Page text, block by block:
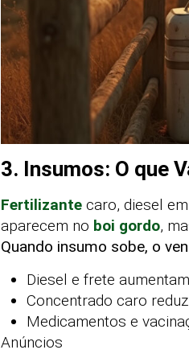
3. Insumos: O que
Fertilizante caro, diesel
aparecem no boi gordo,
Quando insumo sobe, o
Diesel e frete
Concentrado caro
Medicamentos e
Anúncios